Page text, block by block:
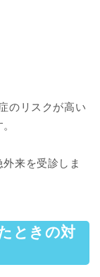
のリスクが高い
来を受診しま
ときの対